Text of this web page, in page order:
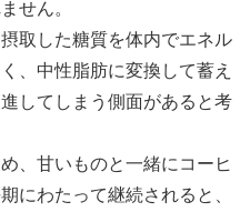
せん。
取した糖質を体内でエネル
、中性脂肪に変換して蓄え
してしまう側面があると考
、甘いものと一緒にコーヒ
にわたって継続されると、